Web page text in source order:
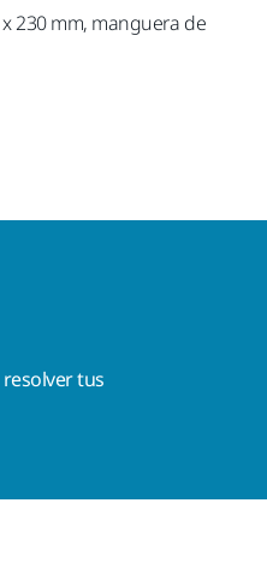
230 mm, manguera de
tus